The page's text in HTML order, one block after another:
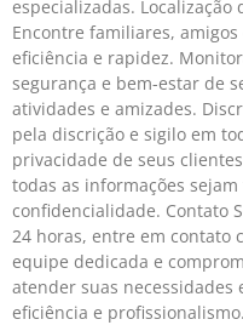
especializadas. Localização
Encontre familiares,
eficiência e rapidez.
segurança e bem-estar de
atividades e amizades.
pela discrição e sigilo em
privacidade de seus
todas as informações
confidencialidade. Contato
24 horas, entre em contato
equipe dedicada e
atender suas necessidades
eficiência e profissionalismo.